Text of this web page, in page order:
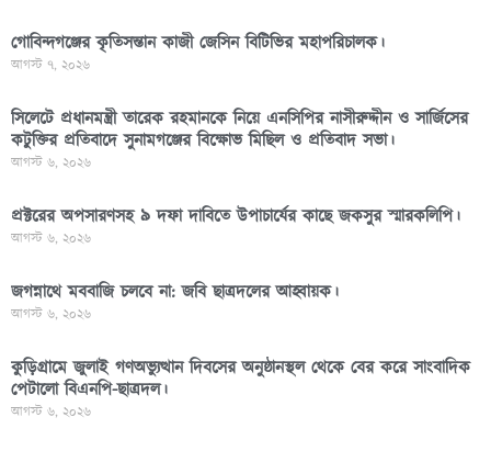
গোবিন্দগঞ্জের কৃতিসন্তান কাজী জেসিন বিটিভির মহাপরিচালক।
আগস্ট ৭, ২০২৬
সিলেটে প্রধানমন্ত্রী তারেক রহমানকে নিয়ে এনসিপির নাসীরুদ্দীন ও সার্জিসের
কটুক্তির প্রতিবাদে সুনামগঞ্জের বিক্ষোভ মিছিল ও প্রতিবাদ সভা।
আগস্ট ৬, ২০২৬
প্রক্টরের অপসারণসহ ৯ দফা দাবিতে উপাচার্যের কাছে জকসুর স্মারকলিপি।
আগস্ট ৬, ২০২৬
জগন্নাথে মববাজি চলবে না: জবি ছাত্রদলের আহ্বায়ক।
আগস্ট ৬, ২০২৬
কুড়িগ্রামে জুলাই গণঅভ্যুত্থান দিবসের অনুষ্ঠানস্থল থেকে বের করে সাংবাদিক
পেটালো বিএনপি-ছাত্রদল।
আগস্ট ৬, ২০২৬